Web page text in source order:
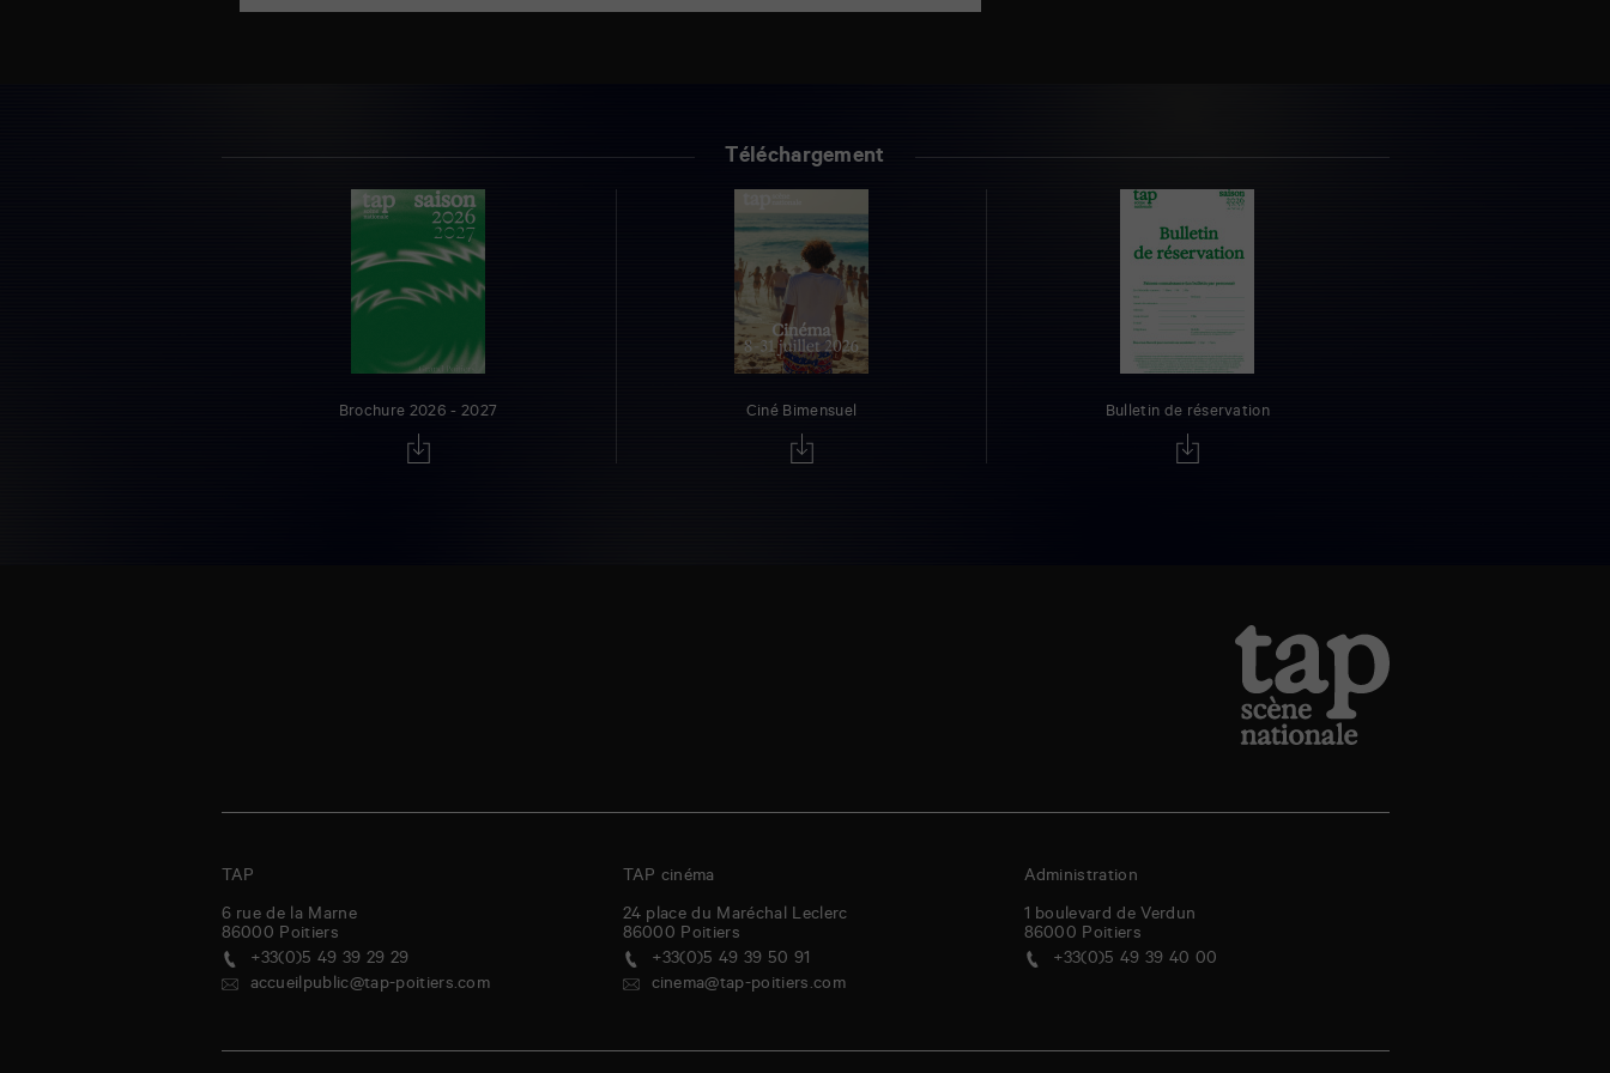
Téléchargement
Brochure 2026 - 2027 Ciné Bimensuel Bulletin de réservation
TAP
6 rue de la Marne
86000 Poitiers
+33(0)5 49 39 29 29
accueilpublic@tap-poitiers.com
TAP cinéma
24 place du Maréchal Leclerc
86000 Poitiers
+33(0)5 49 39 50 91
cinema@tap-poitiers.com
Administration
1 boulevard de Verdun
86000 Poitiers
+33(0)5 49 39 40 00